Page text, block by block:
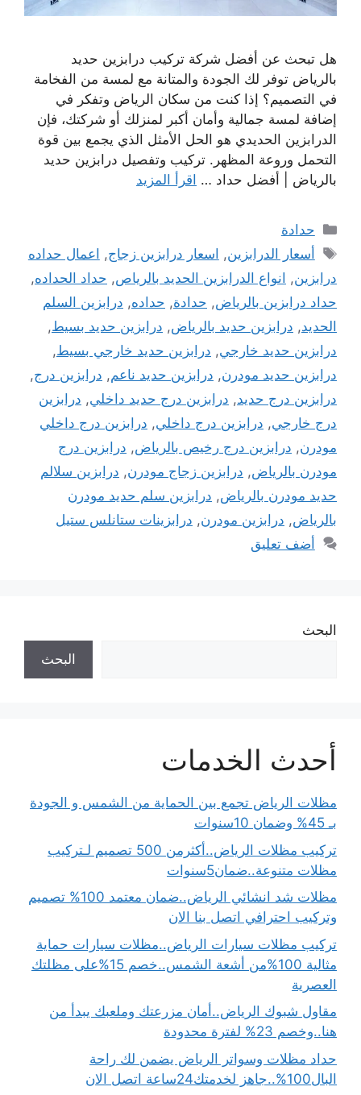
هل تبحث عن أفضل شركة تركيب درابزين حديد
بالرياض توفر لك الجودة والمتانة مع لمسة من الفخامة
في التصميم؟ إذا كنت من سكان الرياض وتفكر في
إضافة لمسة جمالية وأمان أكبر لمنزلك أو شركتك، فإن
الدرابزين الحديدي هو الحل الأمثل الذي يجمع بين قوة
التحمل وروعة المظهر. تركيب وتفصيل درابزين حديد
بالرياض | أفضل حداد … اقرأ المزيد
التصنيفات
حدادة
الوسوم
أسعار الدرابزين, اسعار درابزين زجاج, اعمال حداده
درابزين, انواع الدرابزين الحديد بالرياص, حداد الحداده,
حداد درابزين بالرياض, حدادة, حداده, درابزين السلم
الحديد, درابزين حديد بالرياض, درابزين حديد بسيط,
درابزين حديد خارجي, درابزين حديد خارجي بسيط,
درابزين حديد مودرن, درابزين حديد ناعم, درابزين درج,
درابزين درج حديد, درابزين درج حديد داخلي, درابزين
درج خارجي, درابزين درج داخلي, درابزين درج داخلي
مودرن, درابزين درج رخيص بالرياض, درابزين درج
مودرن بالرياض, درابزين زجاج مودرن, درابزين سلالم
حديد مودرن بالرياض, درابزين سلم حديد مودرن
بالرياض, درابزين مودرن, درابزينات ستانلس ستيل
أضف تعليق
البحث
البحث
أحدث الخدمات
مظلات الرياض تجمع بين الحماية من الشمس و الجودة
بـ 45% وضمان 10سنوات
تركيب مظلات الرياض..أكثرمن 500 تصميم لـتركيب
مظلات متنوعة..ضمان5سنوات
مظلات شد انشائي الرياض..ضمان معتمد 100% تصميم
وتركيب احترافي اتصل بنا الان
تركيب مظلات سيارات الرياض..مظلات سيارات حماية
مثالية 100%من أشعة الشمس..خصم 15%على مظلتك
العصرية
مقاول شبوك الرياض..أمان مزرعتك وملعبك يبدأ من
هنا..وخصم 23% لفترة محدودة
حداد مظلات وسواتر الرياض يضمن لك راحة
البال100%..جاهز لخدمتك24ساعة اتصل الان